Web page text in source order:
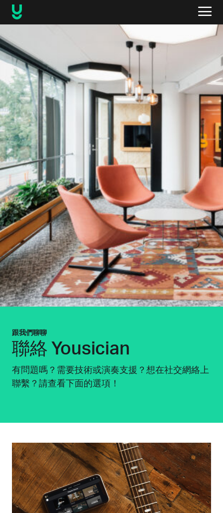
跟我們聊聊
聯絡 Yousician
有問題嗎？需要技術或演奏支援？想在社交網絡上
聯繫？請查看下面的選項！